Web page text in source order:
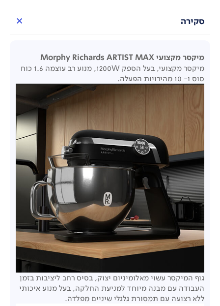
סקירה
מיקסר מקצועי Morphy Richards ARTIST MAX
מיקסר מקצועי, בעל הספק 1200W, מנוע רב עוצמה 1.6 כוח
סוס ו- 10 מהירויות הפעלה.
גוף המיקסר עשוי מאלומיניום יצוק, בסיס רחב ליציבות בזמן
העבודה עם מבנה מיוחד למניעת החלקה, בעל מנוע איכותי
ללא רצועה עם תמסורת גלגלי שיניים מפלדה.